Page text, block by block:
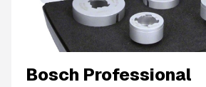
Bosch Professional